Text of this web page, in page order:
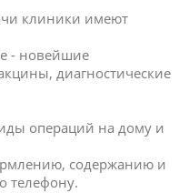
клиники имеют
- новейшие
диагностические
операций на дому и
содержанию и
телефону.